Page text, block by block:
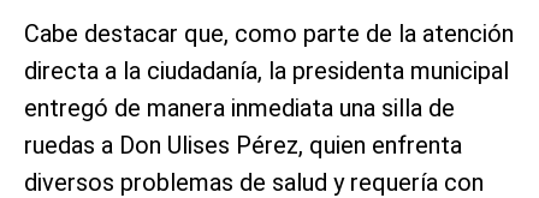
Cabe destacar que, como parte de la atención
directa a la ciudadanía, la presidenta municipal
entregó de manera inmediata una silla de
ruedas a Don Ulises Pérez, quien enfrenta
diversos problemas de salud y requería con